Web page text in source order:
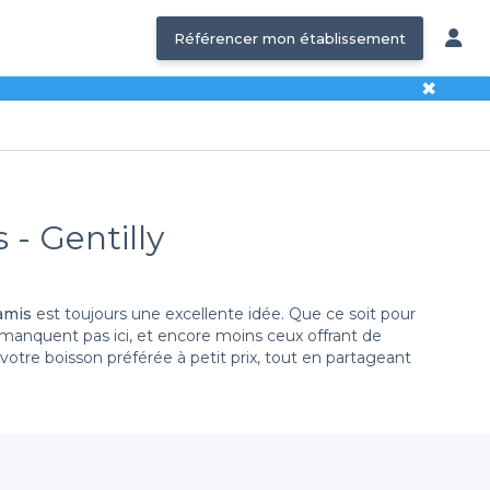
Référencer mon établissement
✖
- Gentilly
est toujours une excellente idée. Que ce soit pour
pas ici, et encore moins ceux offrant de
boisson préférée à petit prix, tout en partageant
une sélection variée de bars mettant en avant des